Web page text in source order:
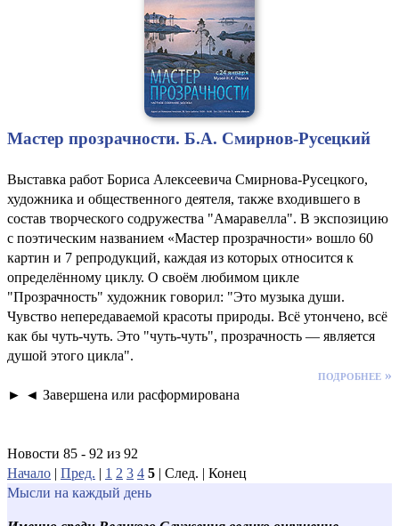
Мастер прозрачности. Б.А. Смирнов-Русецкий
Выставка работ Бориса Алексеевича Смирнова-Русецкого,
художника и общественного деятеля, также входившего в
состав творческого содружества "Амаравелла". В экспозицию
с поэтическим названием «Мастер прозрачности» вошло 60
картин и 7 репродукций, каждая из которых относится к
определённому циклу. О своём любимом цикле
"Прозрачность" художник говорил: "Это музыка души.
Чувство непередаваемой красоты природы. Всё утончено, всё
как бы чуть-чуть. Это "чуть-чуть", прозрачность — является
душой этого цикла".
подробнее »
► ◄ Завершена или расформирована
Новости 85 - 92 из 92
Начало | Пред. | 1 2 3 4 5 | След. | Конец
Мысли на каждый день